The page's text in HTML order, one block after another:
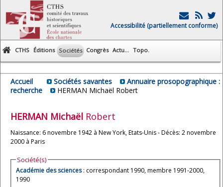
Accessibilité (partiellement conforme)
CTHS Éditions Sociétés Congrès Actu... Topo.
Accueil Sociétés savantes
Annuaire prosopographique :
recherche
HERMAN Michaël Robert
HERMAN Michaël Robert
Naissance: 6 novembre 1942 à New York, Etats-Unis - Décès: 2 novembre
2000 à Paris
Société(s)
Académie des sciences: correspondant 1990, membre 1991-2000,
1990